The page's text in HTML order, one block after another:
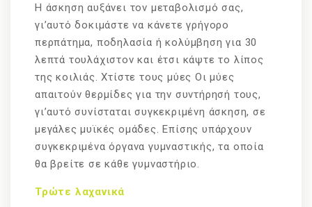
Η άσκηση αυξάνει τον μεταβολισμό σας,
γι’αυτό δοκιμάστε να κάνετε γρήγορο
περπάτημα, ποδηλασία ή κολύμβηση για 30
λεπτά τουλάχιστον και έτσι κάψτε το λίπος
της κοιλιάς. Χτίστε τους μύες Οι μύες
απαιτούν θερμίδες για την συντήρησή τους,
γι’αυτό συνίσταται συγκεκριμένη άσκηση, σε
μεγάλες μυϊκές ομάδες. Επίσης υπάρχουν
συγκεκριμένα όργανα γυμναστικής, τα οποία
θα βρείτε σε κάθε γυμναστήριο.
Τρώτε λαχανικά